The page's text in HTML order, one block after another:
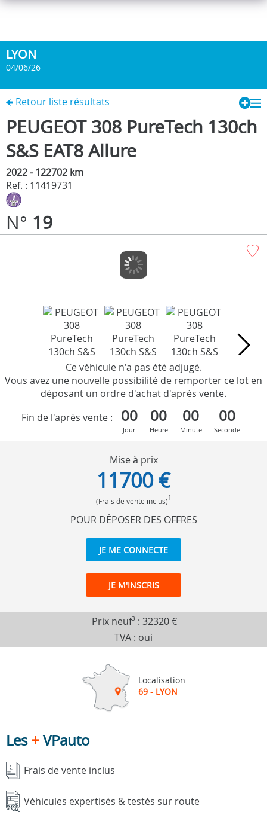
LYON
04/06/26
Retour liste résultats
PEUGEOT 308 PureTech 130ch
S&S EAT8 Allure
2022 - 122702 km
Ref. : 11419731
N° 19
Ce véhicule n'a pas été adjugé.
Vous avez une nouvelle possibilité de remporter ce lot en
déposant un ordre d'achat d'après vente.
Fin de l'après vente :
00
Jour
00
Heure
00
Minute
00
Seconde
Mise à prix
11700 €
(Frais de vente inclus)1
POUR DÉPOSER DES OFFRES
JE ME CONNECTE
JE M'INSCRIS
Prix neuf3 : 32320 €
TVA : oui
Localisation
69 - LYON
Les+VPauto
Frais de vente inclus
Véhicules expertisés & testés sur route